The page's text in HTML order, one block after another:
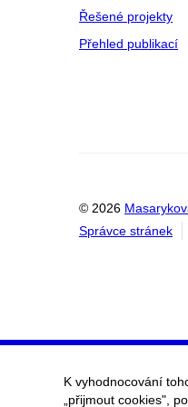
Řešené projekty
Přehled publikací
© 2026
Správce stránek
K vyhodnocování
„přijmout cookies",